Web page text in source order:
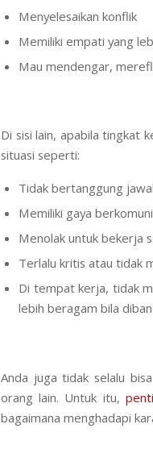
Menyelesaikan konflik
Memiliki empati yang
Mau mendengar,
Di sisi lain, apabila tingkat
situasi seperti:
Tidak bertanggung
Memiliki gaya
Menolak untuk bekerja
Terlalu kritis atau tidak
Di tempat kerja, tidak
lebih beragam bila
Anda juga tidak selalu
orang lain. Untuk itu,
bagaimana menghadapi